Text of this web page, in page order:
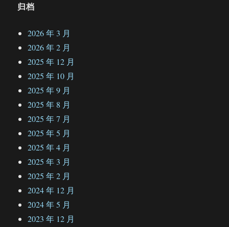
归档
2026 年 3 月
2026 年 2 月
2025 年 12 月
2025 年 10 月
2025 年 9 月
2025 年 8 月
2025 年 7 月
2025 年 5 月
2025 年 4 月
2025 年 3 月
2025 年 2 月
2024 年 12 月
2024 年 5 月
2023 年 12 月